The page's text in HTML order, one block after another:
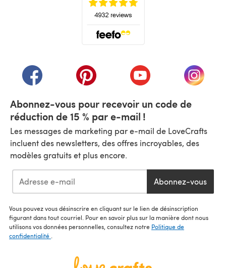
(s'ouvre dans un nouvel onglet)
(s'ouvre dans un nouvel onglet)
(s'ouvre dans un(s'ouvre
Abonnez-vous pour recevoir un code de
réduction de 15 % par e-mail !
Les messages de marketing par e-mail de LoveCrafts
incluent des newsletters, des offres incroyables, des
modèles gratuits et plus encore.
Abonnez-vous
Vous pouvez vous désinscrire en cliquant sur le lien de désinscription
figurant dans tout courriel. Pour en savoir plus sur la manière dont nous
utilisons vos données personnelles, consultez notre Politique de
confidentialité